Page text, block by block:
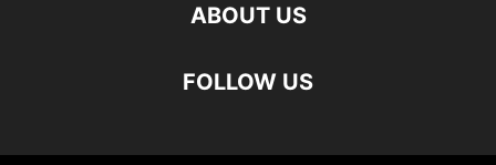
ABOUT US
FOLLOW US